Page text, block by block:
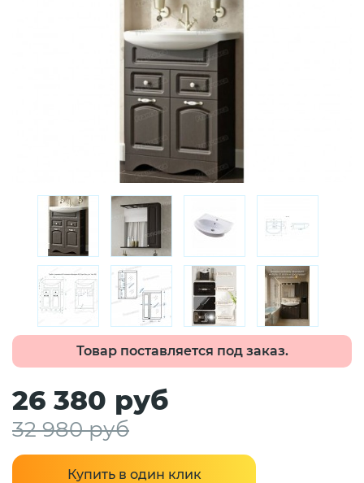
Товар поставляется под заказ.
26 380 руб
32 980 руб
Купить в один клик